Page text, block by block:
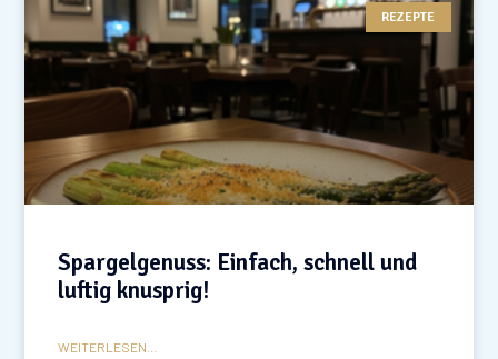
REZEPTE
Spargelgenuss: Einfach, schnell und
luftig knusprig!
WEITERLESEN...